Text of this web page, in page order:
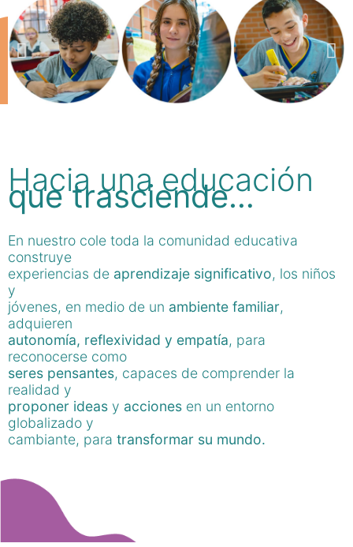
Hacia una educación
que trasciende…
En nuestro cole toda la comunidad educativa
construye
experiencias de aprendizaje significativo, los niños
y
jóvenes, en medio de un ambiente familiar,
adquieren
autonomía, reflexividad y empatía, para
reconocerse como
seres pensantes, capaces de comprender la
realidad y
proponer ideas y acciones en un entorno
globalizado y
cambiante, para transformar su mundo.